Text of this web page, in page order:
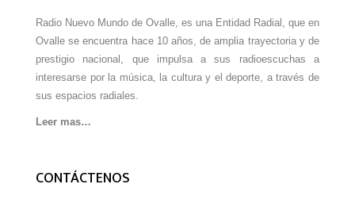
Radio Nuevo Mundo de Ovalle, es una Entidad Radial, que en
Ovalle se encuentra hace 10 años, de amplia trayectoria y de
prestigio nacional, que impulsa a sus radioescuchas a
interesarse por la música, la cultura y el deporte, a través de
sus espacios radiales.
Leer mas…
CONTÁCTENOS